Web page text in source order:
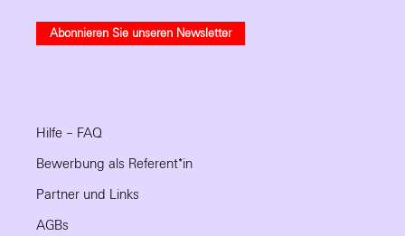
Abonnieren Sie unseren Newsletter
Hilfe – FAQ
Bewerbung als Referent*in
Partner und Links
AGBs